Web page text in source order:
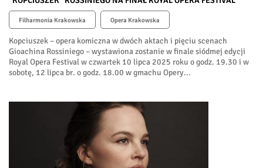
Filharmonia Krakowska Opera Krakowska
Kopciuszek – opera komiczna w dwóch aktach i pięciu scenach
Gioachina Rossiniego – wystawiona zostanie w finale siódmej edycji
Royal Opera Festival w czwartek 10 lipca 2025 roku o godz. 19.30 i w
sobotę, 12 lipca br. o godz. 18.00 w gmachu Opery...